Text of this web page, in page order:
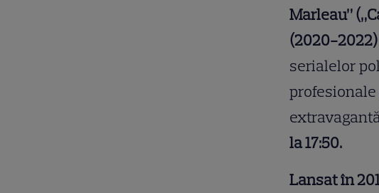
Marleau”
(2020-
serialelor
profesionale
la 17:50.
Lansat în